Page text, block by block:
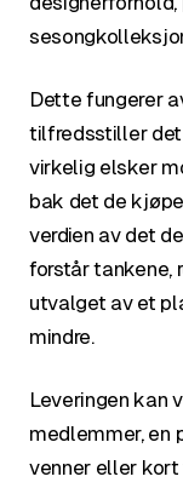
Dette fungerer
tilfredsstiller det
virkelig elsker
bak det de
verdien av det
forstår tankene,
utvalget av et
mindre.
Leveringen kan
medlemmer,
venner eller